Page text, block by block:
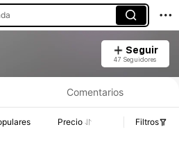
Seguir
47 Seguidores
Comentarios
Precio Filtros